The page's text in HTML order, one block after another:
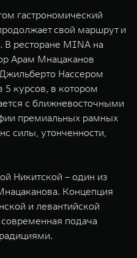
WEY 05
Эстетика
от 5 699
гастрономический
свой маршрут и
В ресторане MINA на
Арам Мнацаканов
Нассером
5 курсов, в котором
с ближневосточными
премиальных рамных
силы, утонченности,
Никитской – один из
Концепция
и левантийской
подача